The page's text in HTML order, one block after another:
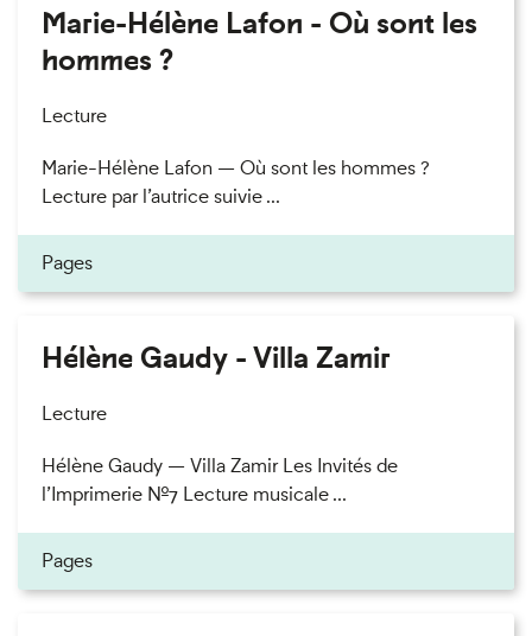
Marie-Hélène Lafon - Où sont les
hommes ?
Lecture
Marie-Hélène Lafon — Où sont les hommes ?
Lecture par l’autrice suivie ...
Pages
Hélène Gaudy - Villa Zamir
Lecture
Hélène Gaudy — Villa Zamir Les Invités de
l’Imprimerie n°7 Lecture musicale ...
Pages